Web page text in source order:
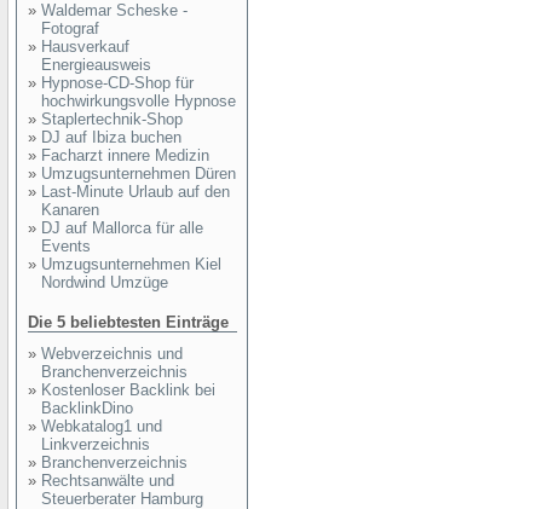
» Waldemar Scheske -
Fotograf
» Hausverkauf
Energieausweis
» Hypnose-CD-Shop für
hochwirkungsvolle Hypnose
» Staplertechnik-Shop
» DJ auf Ibiza buchen
» Facharzt innere Medizin
» Umzugsunternehmen Düren
» Last-Minute Urlaub auf den
Kanaren
» DJ auf Mallorca für alle
Events
» Umzugsunternehmen Kiel
Nordwind Umzüge
Die 5 beliebtesten Einträge
» Webverzeichnis und
Branchenverzeichnis
» Kostenloser Backlink bei
BacklinkDino
» Webkatalog1 und
Linkverzeichnis
» Branchenverzeichnis
» Rechtsanwälte und
Steuerberater Hamburg